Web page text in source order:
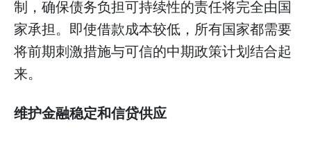
制，确保债务负担可持续性的责任将完全由国
家承担。即使借款成本较低，所有国家都需要
将前期刺激措施与可信的中期政策计划结合起
来。
维护金融稳定和信贷供应